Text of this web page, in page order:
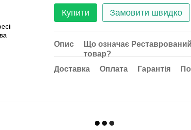
Купити Замовити швидко
Опис
Що означає Реставрований
товар?
Доставка
Оплата Гарантія